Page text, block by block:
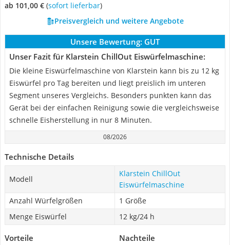
ab 101,00 € ( Sofort lieferbar)
Preisvergleich und weitere Angebote
Unsere Bewertung: GUT
Unser Fazit für Klarstein ChillOut Eiswürfelmaschine:
Die kleine Eiswürfelmaschine von Klarstein kann bis zu 12 kg
Eiswürfel pro Tag bereiten und liegt preislich im unteren
Segment unseres Vergleichs. Besonders punkten kann das
Gerät bei der einfachen Reinigung sowie die vergleichsweise
schnelle Eisherstellung in nur 8 Minuten.
08/2026
Technische Details
Modell
Klarstein ChillOut
Eiswürfelmaschine
Anzahl Würfelgrößen
1 Größe
Menge Eiswürfel
12 kg/24 h
Vorteile Nachteile